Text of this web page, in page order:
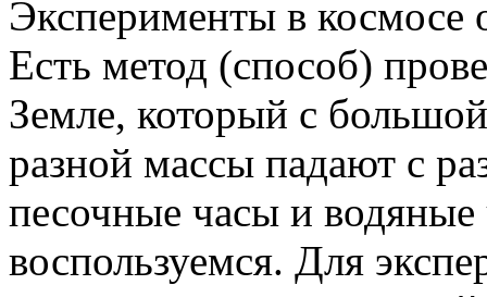
Эксперименты в космосе
Есть метод (способ)
Земле, который с
разной массы падают с
песочные часы и
воспользуемся. Для